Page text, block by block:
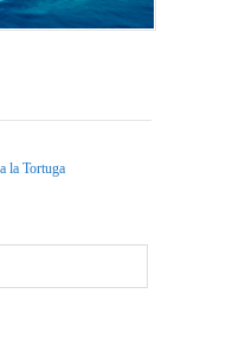
la Tortuga